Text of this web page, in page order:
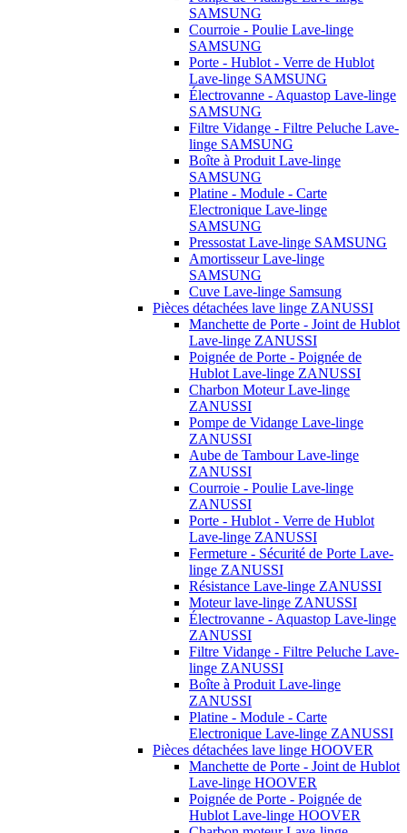
SAMSUNG
Courroie - Poulie Lave-linge
SAMSUNG
Porte - Hublot - Verre de Hublot
Lave-linge SAMSUNG
Électrovanne - Aquastop Lave-linge
SAMSUNG
Filtre Vidange - Filtre Peluche Lave-
linge SAMSUNG
Boîte à Produit Lave-linge
SAMSUNG
Platine - Module - Carte
Electronique Lave-linge
SAMSUNG
Pressostat Lave-linge SAMSUNG
Amortisseur Lave-linge
SAMSUNG
Cuve Lave-linge Samsung
Pièces détachées lave linge ZANUSSI
Manchette de Porte - Joint de Hublot
Lave-linge ZANUSSI
Poignée de Porte - Poignée de
Hublot Lave-linge ZANUSSI
Charbon Moteur Lave-linge
ZANUSSI
Pompe de Vidange Lave-linge
ZANUSSI
Aube de Tambour Lave-linge
ZANUSSI
Courroie - Poulie Lave-linge
ZANUSSI
Porte - Hublot - Verre de Hublot
Lave-linge ZANUSSI
Fermeture - Sécurité de Porte Lave-
linge ZANUSSI
Résistance Lave-linge ZANUSSI
Moteur lave-linge ZANUSSI
Électrovanne - Aquastop Lave-linge
ZANUSSI
Filtre Vidange - Filtre Peluche Lave-
linge ZANUSSI
Boîte à Produit Lave-linge
ZANUSSI
Platine - Module - Carte
Electronique Lave-linge ZANUSSI
Pièces détachées lave linge HOOVER
Manchette de Porte - Joint de Hublot
Lave-linge HOOVER
Poignée de Porte - Poignée de
Hublot Lave-linge HOOVER